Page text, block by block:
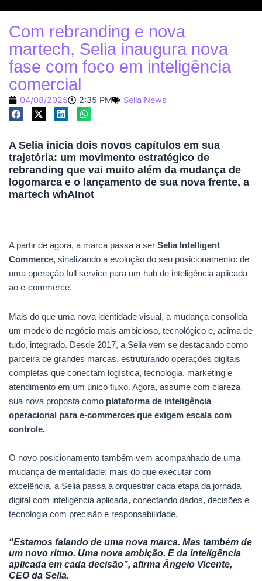
Com rebranding e nova
martech, Selia inaugura nova
fase com foco em inteligência
comercial
04/08/2025 2:35 PM Selia News
A Selia inicia dois novos capítulos em sua
trajetória: um movimento estratégico de
rebranding que vai muito além da mudança de
logomarca e o lançamento de sua nova frente, a
martech whAInot
A partir de agora, a marca passa a ser Selia Intelligent
Commerce, sinalizando a evolução do seu posicionamento: de
uma operação full service para um hub de inteligência aplicada
ao e-commerce.
Mais do que uma nova identidade visual, a mudança consolida
um modelo de negócio mais ambicioso, tecnológico e, acima de
tudo, integrado. Desde 2017, a Selia vem se destacando como
parceira de grandes marcas, estruturando operações digitais
completas que conectam logística, tecnologia, marketing e
atendimento em um único fluxo. Agora, assume com clareza
sua nova proposta como plataforma de inteligência
operacional para e-commerces que exigem escala com
controle.
O novo posicionamento também vem acompanhado de uma
mudança de mentalidade: mais do que executar com
excelência, a Selia passa a orquestrar cada etapa da jornada
digital com inteligência aplicada, conectando dados, decisões e
tecnologia com precisão e responsabilidade.
“Estamos falando de uma nova marca. Mas também de
um novo ritmo. Uma nova ambição. E da inteligência
aplicada em cada decisão”, afirma Ângelo Vicente,
CEO da Selia.